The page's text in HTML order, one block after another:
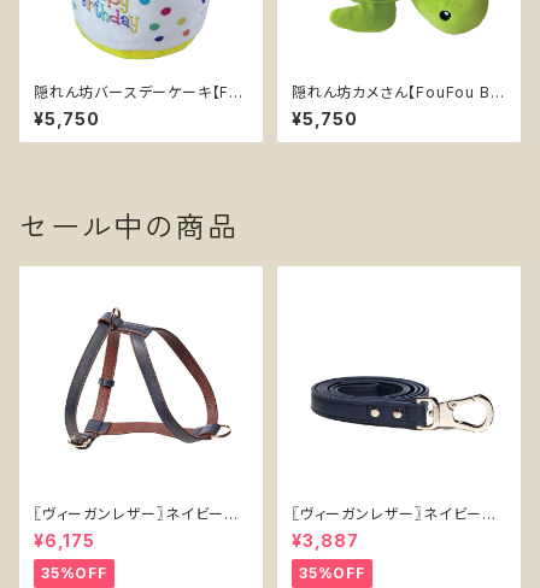
隠れん坊バースデーケーキ【Fo
uFou Brands】 ノーズワーク
誕生日 プレゼント 犬 おもちゃ
ぬいぐるみ スナッフルマット 知
¥5,750
隠れん坊カメさん【FouFou Bra
nds】 ノーズワーク 犬 おもちゃ
ぬいぐるみ スナッフルマット 知
育 エンリッチメント
¥5,750
セール中の商品
〖ヴィーガンレザー〗ネイビーハ
ーネス【Vegan Leather Navy
Harness】
¥6,175
35%OFF
〖ヴィーガンレザー〗ネイビーリ
ード【Vegan Leather Navy L
ead】
¥3,887
35%OFF